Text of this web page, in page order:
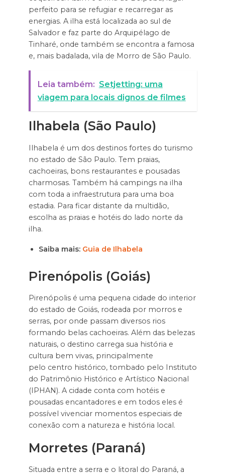
perfeito para se refugiar e recarregar as
energias. A ilha está localizada ao sul de
Salvador e faz parte do Arquipélago de
Tinharé, onde também se encontra a famosa
e, mais badalada, vila de Morro de São Paulo.
Leia também: Setjetting: uma
viagem para locais dignos de filmes
Ilhabela (São Paulo)
Ilhabela é um dos destinos fortes do turismo
no estado de São Paulo. Tem praias,
cachoeiras, bons restaurantes e pousadas
charmosas. Também há campings na ilha
com toda a infraestrutura para uma boa
estadia. Para ficar distante da multidão,
escolha as praias e hotéis do lado norte da
ilha.
Saiba mais: Guia de Ilhabela
Pirenópolis (Goiás)
Pirenópolis é uma pequena cidade do interior
do estado de Goiás, rodeada por morros e
serras, por onde passam diversos rios
formando belas cachoeiras. Além das belezas
naturais, o destino carrega sua história e
cultura bem vivas, principalmente
pelo centro histórico, tombado pelo Instituto
do Patrimônio Histórico e Artístico Nacional
(IPHAN). A cidade conta com hotéis e
pousadas encantadores e em todos eles é
possível vivenciar momentos especiais de
conexão com a natureza e história local.
Morretes (Paraná)
Situada entre a serra e o litoral do Paraná, a